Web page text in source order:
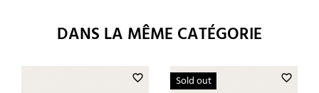
DANS LA MÊME CATÉGORIE
favorite_border favorite_border
Sold out